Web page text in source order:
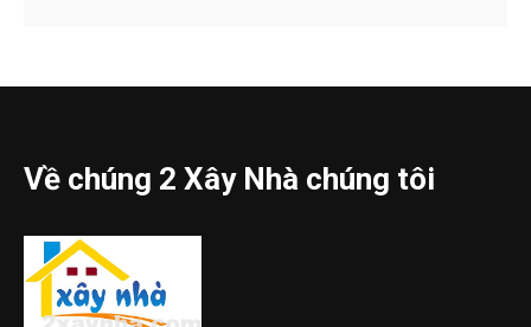
Về chúng 2 Xây Nhà chúng tôi